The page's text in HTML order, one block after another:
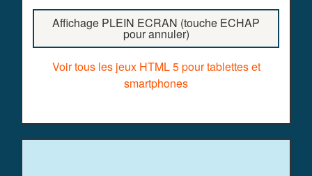
Affichage PLEIN ECRAN (touche ECHAP
pour annuler)
Voir tous les jeux HTML 5 pour tablettes et
smartphones